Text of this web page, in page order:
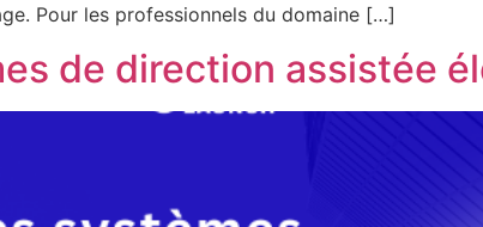
Pour les professionnels du domaine […]
de direction assistée